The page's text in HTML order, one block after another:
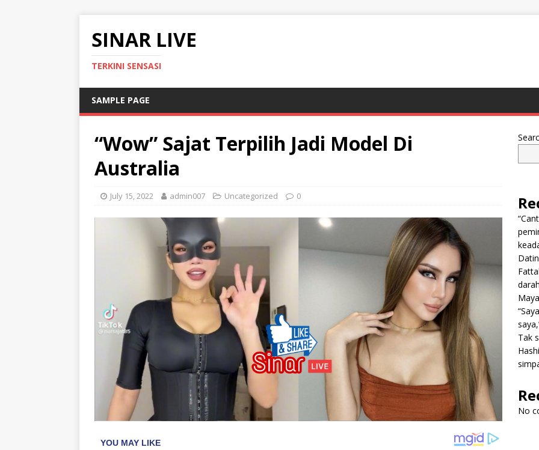
SINAR LIVE
TERKINI SENSASI
SAMPLE PAGE
“Wow” Sajat Terpilih Jadi Model Di
Australia
July 15, 2022 admin007 Uncategorized 0
Tak
No